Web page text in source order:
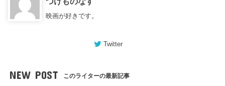
映画が好きです。
Twitter
NEW POST このライターの最新記事